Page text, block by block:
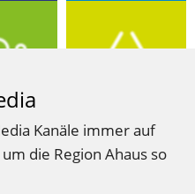
Kanäle immer auf
die Region Ahaus so